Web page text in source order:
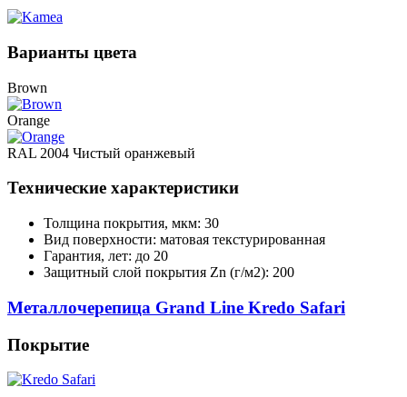
Варианты цвета
Brown
Orange
RAL 2004 Чистый оранжевый
Технические характеристики
Толщина покрытия, мкм: 30
Вид поверхности: матовая текстурированная
Гарантия, лет: до 20
Защитный слой покрытия Zn (г/м2): 200
Металлочерепица Grand Line Kredo Safari
Покрытие